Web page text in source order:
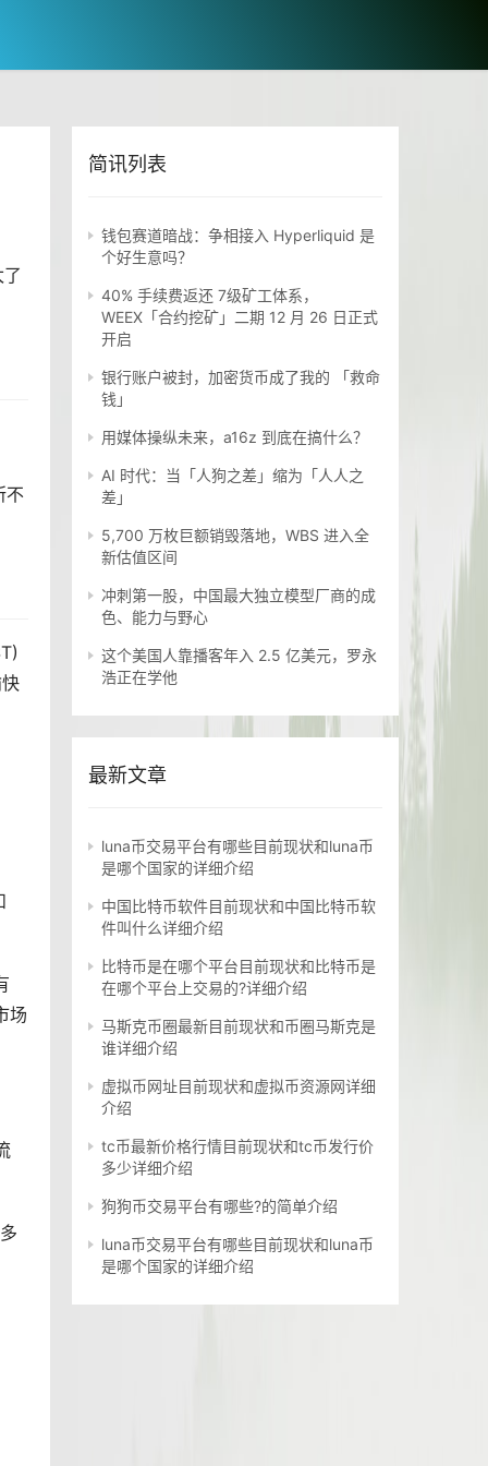
不
场
简讯列表
钱包赛道暗战：争相接入 Hyperliquid 是
个好生意吗？
40% 手续费返还 7级矿工体系，
WEEX「合约挖矿」二期 12 月 26 日正式
开启
银行账户被封，加密货币成了我的 「救命
钱」
用媒体操纵未来，a16z 到底在搞什么？
AI 时代：当「人狗之差」缩为「人人之
差」
5,700 万枚巨额销毁落地，WBS 进入全
新估值区间
冲刺第一股，中国最大独立模型厂商的成
色、能力与野心
这个美国人靠播客年入 2.5 亿美元，罗永
浩正在学他
最新文章
luna币交易平台有哪些目前现状和luna币
是哪个国家的详细介绍
中国比特币软件目前现状和中国比特币软
件叫什么详细介绍
比特币是在哪个平台目前现状和比特币是
在哪个平台上交易的?详细介绍
马斯克币圈最新目前现状和币圈马斯克是
谁详细介绍
虚拟币网址目前现状和虚拟币资源网详细
介绍
tc币最新价格行情目前现状和tc币发行价
多少详细介绍
狗狗币交易平台有哪些?的简单介绍
luna币交易平台有哪些目前现状和luna币
是哪个国家的详细介绍